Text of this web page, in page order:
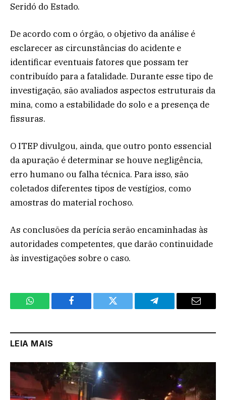
Seridó do Estado.
De acordo com o órgão, o objetivo da análise é
esclarecer as circunstâncias do acidente e
identificar eventuais fatores que possam ter
contribuído para a fatalidade. Durante esse tipo de
investigação, são avaliados aspectos estruturais da
mina, como a estabilidade do solo e a presença de
fissuras.
O ITEP divulgou, ainda, que outro ponto essencial
da apuração é determinar se houve negligência,
erro humano ou falha técnica. Para isso, são
coletados diferentes tipos de vestígios, como
amostras do material rochoso.
As conclusões da perícia serão encaminhadas às
autoridades competentes, que darão continuidade
às investigações sobre o caso.
WhatsApp Facebook Twitter Telegram Email
LEIA MAIS